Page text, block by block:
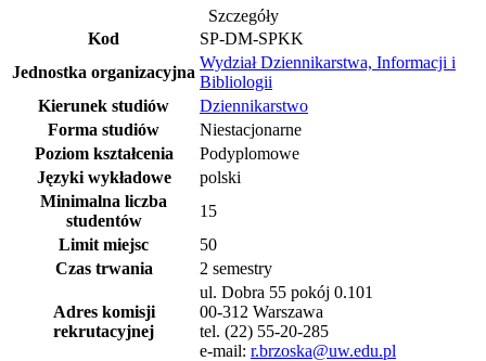
Szczegóły
Kod
SP-DM-SPKK
Jednostka organizacyjna
Wydział Dziennikarstwa, Informacji i
Bibliologii
Kierunek studiów
Dziennikarstwo
Forma studiów
Niestacjonarne
Poziom kształcenia
Podyplomowe
Języki wykładowe
polski
Minimalna liczba
studentów
15
Limit miejsc
50
Czas trwania
2 semestry
Adres komisji
rekrutacyjnej
ul. Dobra 55 pokój 0.101
00-312 Warszawa
tel. (22) 55-20-285
e-mail: r.brzoska@uw.edu.pl